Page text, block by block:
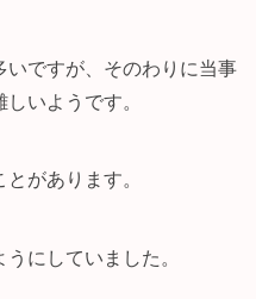
いですが、そのわりに当事
いようです。
があります。
にしていました。